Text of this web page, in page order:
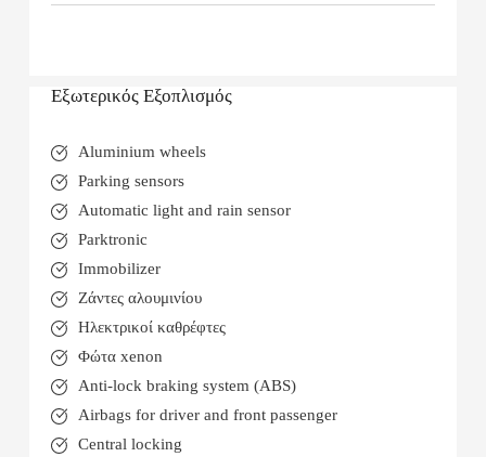
Εξωτερικός Εξοπλισμός
Aluminium wheels
Parking sensors
Automatic light and rain sensor
Parktronic
Immobilizer
Ζάντες αλουμινίου
Ηλεκτρικοί καθρέφτες
Φώτα xenon
Anti-lock braking system (ABS)
Airbags for driver and front passenger
Central locking